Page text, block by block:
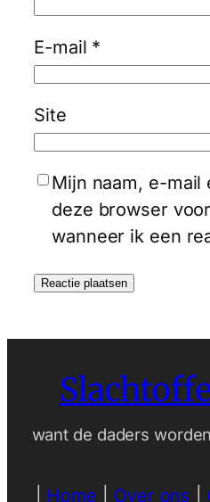
E-mail *
Site
Mijn naam, e-mail
deze browser
wanneer ik een
want de daders
Home Over ons